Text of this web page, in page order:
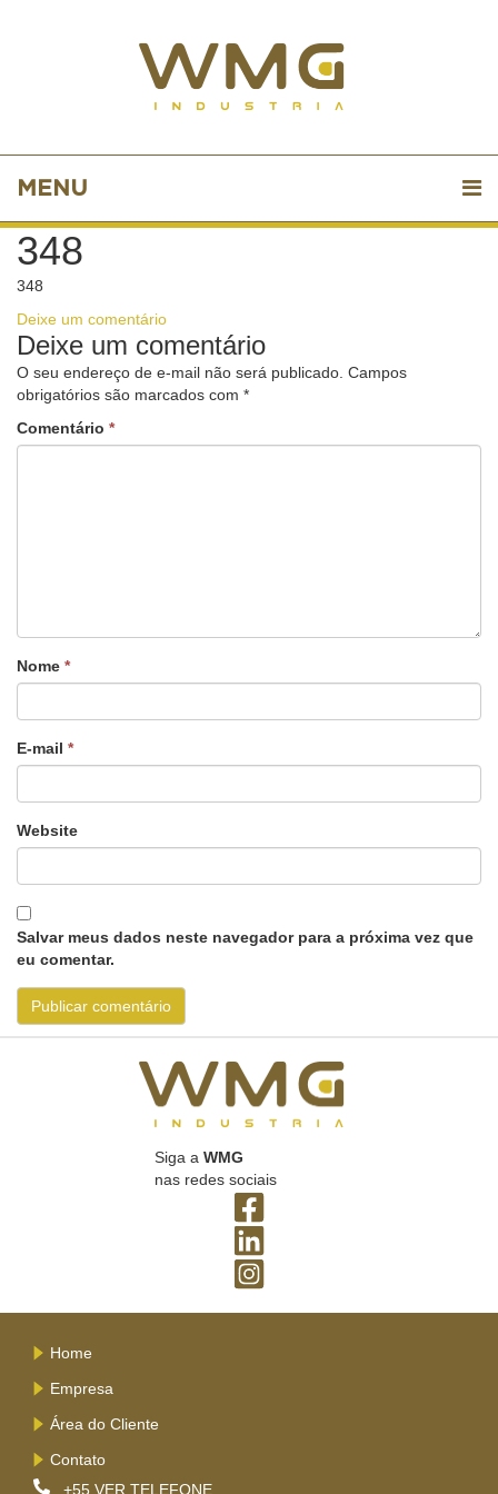
MENU
348
348
Deixe um comentário
Deixe um comentário
O seu endereço de e-mail não será publicado. Campos
obrigatórios são marcados com *
Comentário *
Nome *
E-mail *
Website
Salvar meus dados neste navegador para a próxima vez que
eu comentar.
Siga a WMG
nas redes sociais
Home
Empresa
Área do Cliente
Contato
+55 VER TELEFONE